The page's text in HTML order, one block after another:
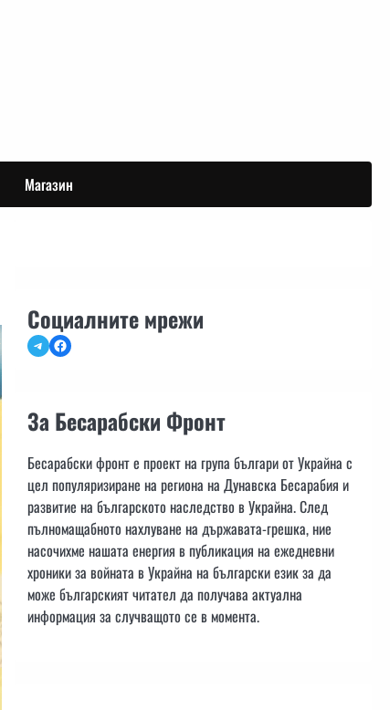
Магазин
Социалните мрежи
TelegramFacebook
За Бесарабски Фронт
Бесарабски фронт е проект на група българи от Украйна с
цел популяризиране на региона на Дунавска Бесарабия и
развитие на българското наследство в Украйна. След
пълномащабното нахлуване на държавата-грешка, ние
насочихме нашата енергия в публикация на ежедневни
хроники за войната в Украйна на български език за да
може българският читател да получава актуална
информация за случващото се в момента.